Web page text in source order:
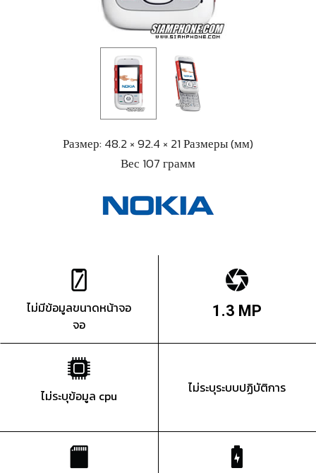
Размер: 48.2 × 92.4 × 21 Размеры (мм)
Вес 107 грамм
ไม่มีข้อมูลขนาดหน้าจอ
จอ
1.3 MP
ไม่ระบุข้อมูล cpu ไม่ระบุระบบปฏิบัติการ